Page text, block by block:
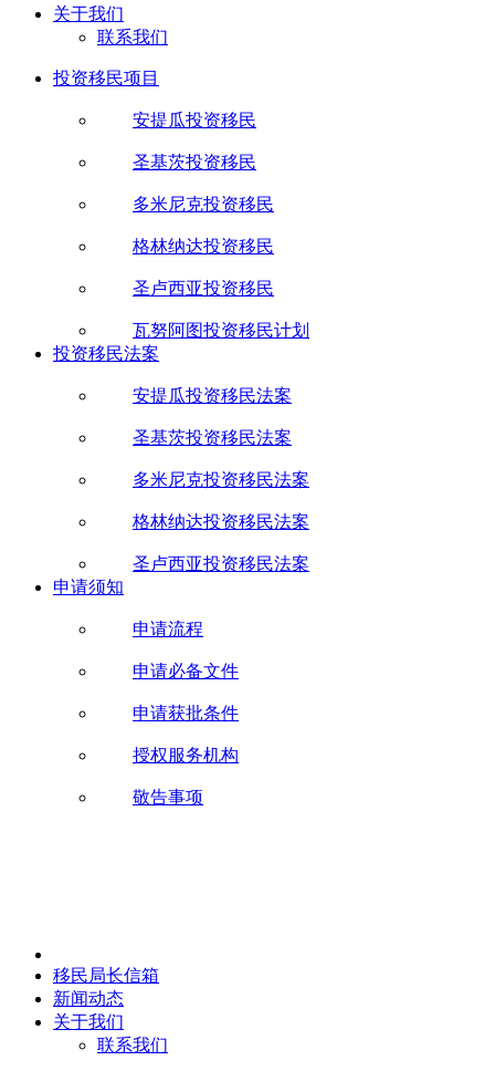
关于我们
联系我们
投资移民项目
安提瓜投资移民
圣基茨投资移民
多米尼克投资移民
格林纳达投资移民
圣卢西亚投资移民
瓦努阿图投资移民计划
投资移民法案
安提瓜投资移民法案
圣基茨投资移民法案
多米尼克投资移民法案
格林纳达投资移民法案
圣卢西亚投资移民法案
申请须知
申请流程
申请必备文件
申请获批条件
授权服务机构
敬告事项
移民局长信箱
新闻动态
关于我们
联系我们